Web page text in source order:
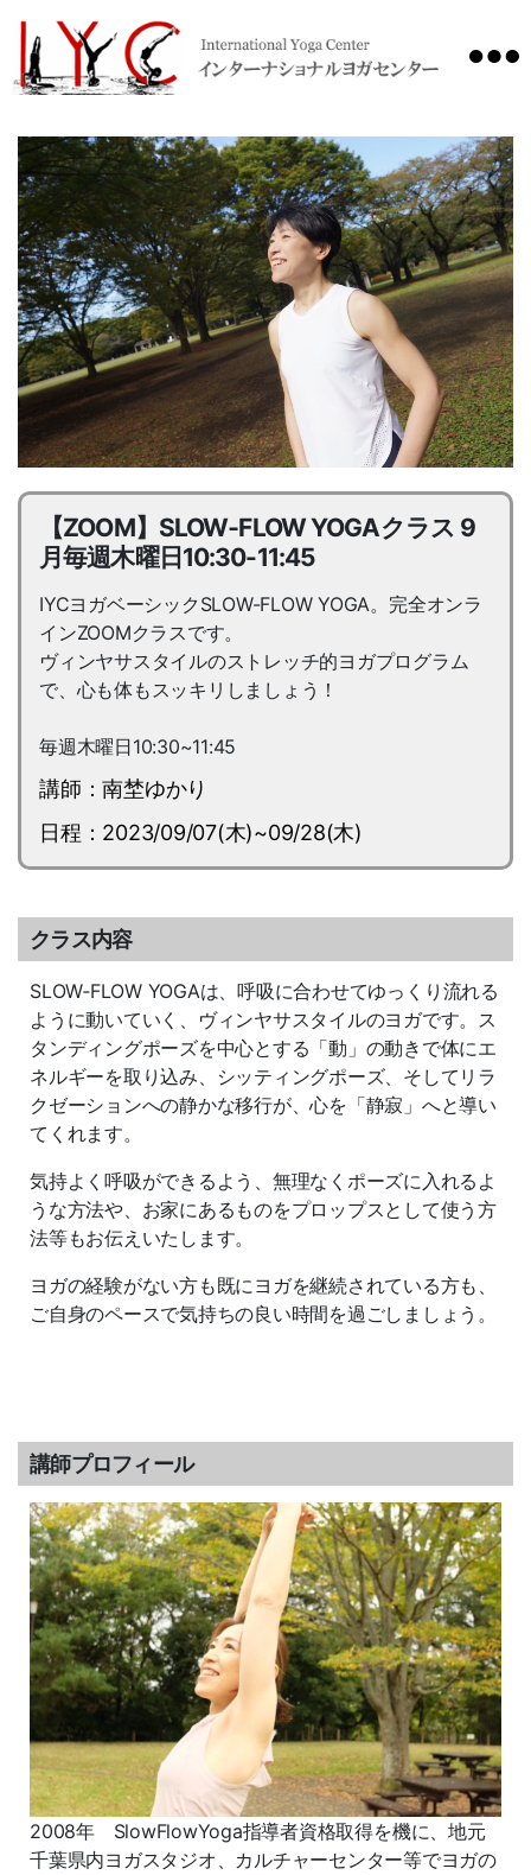
Center
【ZOOM】SLOW‐FLOW YOGAクラス 9
月毎週木曜日10:30-11:45
IYCヨガベーシックSLOW-FLOW YOGA。完全オンラ
インZOOMクラスです。
ヴィンヤサスタイルのストレッチ的ヨガプログラム
で、心も体もスッキリしましょう！
毎週木曜日10:30~11:45
講師：南埜ゆかり
日程：2023/09/07(木)~09/28(木)
クラス内容
SLOW‐FLOW YOGAは、呼吸に合わせてゆっくり流れる
ように動いていく、ヴィンヤサスタイルのヨガです。ス
タンディングポーズを中心とする「動」の動きで体にエ
ネルギーを取り込み、シッティングポーズ、そしてリラ
クゼーションへの静かな移行が、心を「静寂」へと導い
てくれます。
気持よく呼吸ができるよう、無理なくポーズに入れるよ
うな方法や、お家にあるものをプロップスとして使う方
法等もお伝えいたします。
ヨガの経験がない方も既にヨガを継続されている方も、
ご自身のペースで気持ちの良い時間を過ごしましょう。
講師プロフィール
2008年 SlowFlowYoga指導者資格取得を機に、地元
千葉県内ヨガスタジオ、カルチャーセンター等でヨガの